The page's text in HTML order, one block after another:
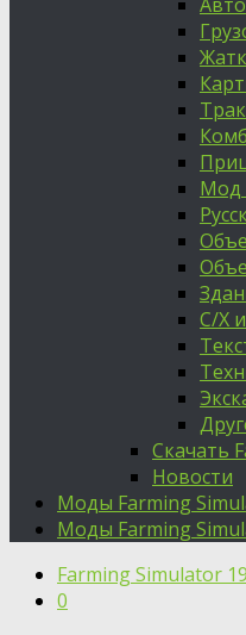
Мод
С/Х
Скачать
Новости
Моды Farming
Моды Farming
Farming Simulator 19
0